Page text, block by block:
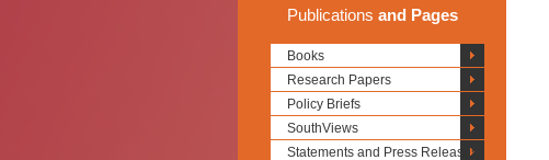
Publications and Pages
Books
Research Papers
Policy Briefs
SouthViews
Statements and Press Releases